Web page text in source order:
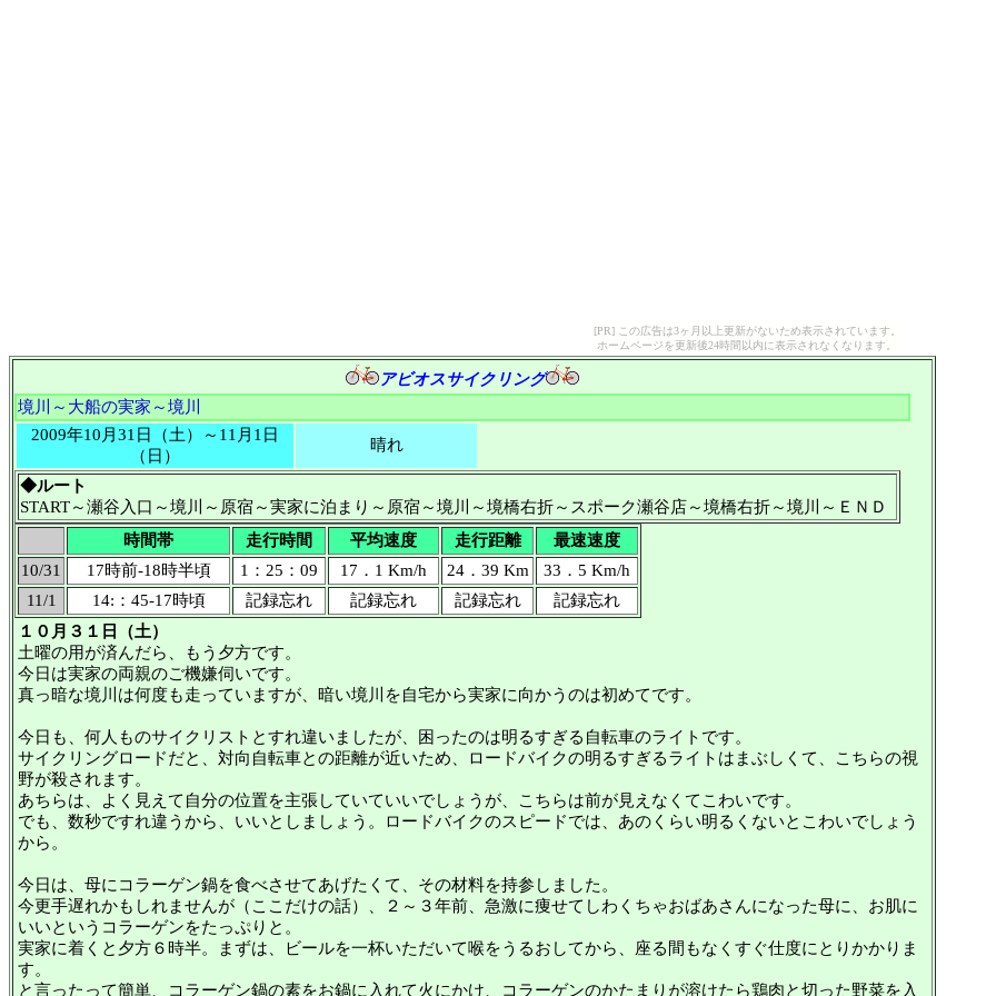
[PR] この広告は3ヶ月以上更新がないため表示されています。
ホームページを更新後24時間以内に表示されなくなります。
アビオスサイクリング
境川～大船の実家～境川
2009年10月31日（土）～11月1日
（日）
晴れ
◆ルート
START～瀬谷入口～境川～原宿～実家に泊まり～原宿～境川～境橋右折～スポーク瀬谷店～境橋右折～境川～ＥＮＤ
時間帯
走行時間 平均速度 走行距離
最速速度
10/31
17時前-18時半頃 1：25：09 17．1 Km/h 24．39 Km
33．5 Km/h
11/1
14:：45-17時頃 記録忘れ 記録忘れ 記録忘れ
記録忘れ
１０月３１日（土）
土曜の用が済んだら、もう夕方です。
今日は実家の両親のご機嫌伺いです。
真っ暗な境川は何度も走っていますが、暗い境川を自宅から実家に向かうのは初めてです。
今日も、何人ものサイクリストとすれ違いましたが、困ったのは明るすぎる自転車のライトです。
サイクリングロードだと、対向自転車との距離が近いため、ロードバイクの明るすぎるライトはまぶしくて、こちらの視
野が殺されます。
あちらは、よく見えて自分の位置を主張していていいでしょうが、こちらは前が見えなくてこわいです。
でも、数秒ですれ違うから、いいとしましょう。ロードバイクのスピードでは、あのくらい明るくないとこわいでしょう
から。
今日は、母にコラーゲン鍋を食べさせてあげたくて、その材料を持参しました。
今更手遅れかもしれませんが（ここだけの話）、２～３年前、急激に痩せてしわくちゃおばあさんになった母に、お肌に
いいというコラーゲンをたっぷりと。
実家に着くと夕方６時半。まずは、ビールを一杯いただいて喉をうるおしてから、座る間もなくすぐ仕度にとりかかりま
す。
と言ったって簡単、コラーゲン鍋の素をお鍋に入れて火にかけ、コラーゲンのかたまりが溶けたら鶏肉と切った野菜を入